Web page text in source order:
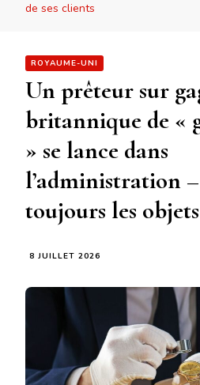
de ses clients
ROYAUME-UNI
Un prêteur sur
britannique de «
» se lance dans
l’administration
toujours les
8 JUILLET 2026